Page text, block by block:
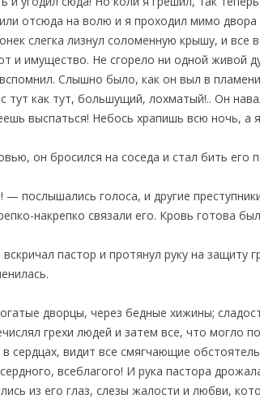
отсюда на волю и я проходил мимо
слегка лизнул соломенную крышу, и
и имущество. Не сгорело ни одной живой
Слышно было, как он выл в
тут как тут, большущий, лохматый!.. Он
выспаться! Небось храпишь всю ночь, а
он бросился на соседа и стал бить его
послышались голоса, и другие
накрепко связали его. Кровь готова
пастор и протянул руку на защиту
дворцы, через бедные хижины;
грехи людей и затем все, что могло
сердцах, видит все смягчающие
всеблагого! И рука пастора
из его глаз, слезы жалости и любви,